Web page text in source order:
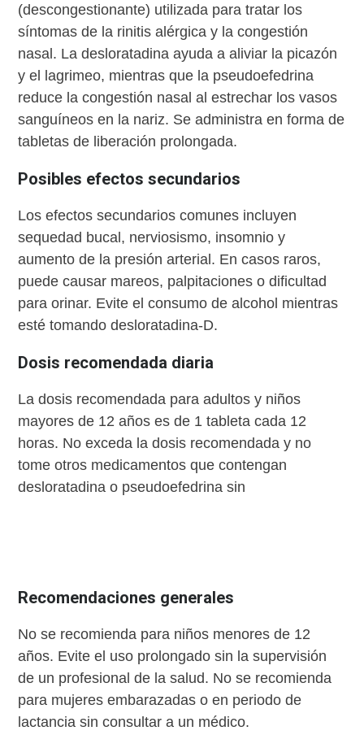
(descongestionante) utilizada para tratar los
síntomas de la rinitis alérgica y la congestión
nasal. La desloratadina ayuda a aliviar la picazón
y el lagrimeo, mientras que la pseudoefedrina
reduce la congestión nasal al estrechar los vasos
sanguíneos en la nariz. Se administra en forma de
tabletas de liberación prolongada.
Posibles efectos secundarios
Los efectos secundarios comunes incluyen
sequedad bucal, nerviosismo, insomnio y
aumento de la presión arterial. En casos raros,
puede causar mareos, palpitaciones o dificultad
para orinar. Evite el consumo de alcohol mientras
esté tomando desloratadina-D.
Dosis recomendada diaria
La dosis recomendada para adultos y niños
mayores de 12 años es de 1 tableta cada 12
horas. No exceda la dosis recomendada y no
tome otros medicamentos que contengan
desloratadina o pseudoefedrina sin
Recomendaciones generales
No se recomienda para niños menores de 12
años. Evite el uso prolongado sin la supervisión
de un profesional de la salud. No se recomienda
para mujeres embarazadas o en periodo de
lactancia sin consultar a un médico.